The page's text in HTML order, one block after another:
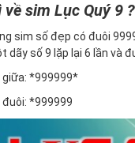
sim Lục Quý 9 ?
sim số đẹp có đuôi
dãy số 9 lặp lại 6 lần và
giữa: *999999*
đuôi: *999999